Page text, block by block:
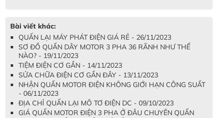
Bài viết khác:
QUẤN LẠI MÁY PHÁT ĐIỆN GIÁ RẺ - 26/11/2023
SƠ ĐỒ QUẤN DÂY MOTOR 3 PHA 36 RÃNH NHƯ THẾ
NÀO? - 19/11/2023
TIỆM ĐIỆN CƠ GẦN - 14/11/2023
SỬA CHỮA ĐIỆN CƠ GẦN ĐÂY - 13/11/2023
NHẬN QUẤN MOTOR ĐIỆN KHÔNG GIỚI HẠN CÔNG SUẤT
- 06/11/2023
ĐỊA CHỈ QUẤN LẠI MÔ TƠ ĐIỆN DC - 09/10/2023
GIÁ QUẤN MOTOR ĐIỆN 3 PHA Ở ĐÂU CHUYÊN QUẤN